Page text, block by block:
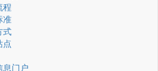
程
准
式
点
息门户